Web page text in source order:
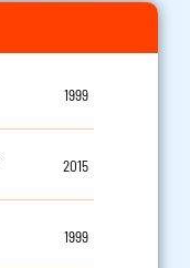
1999
2015
1999